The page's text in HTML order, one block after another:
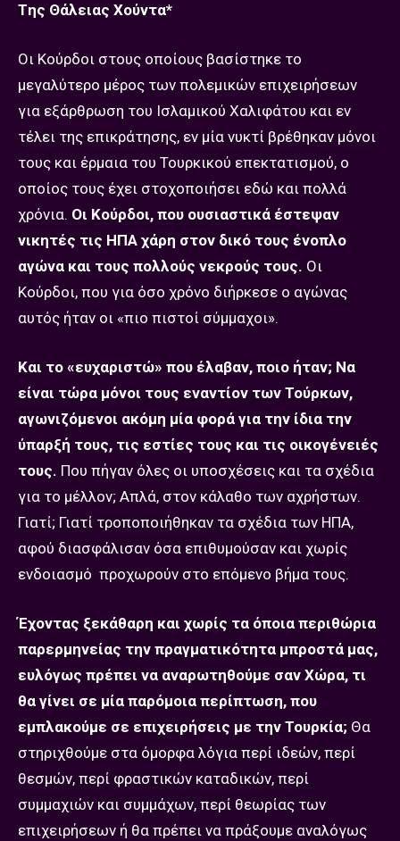
Tης Θάλειας Χούντα*
Οι Κούρδοι στους οποίους βασίστηκε το
μεγαλύτερο μέρος των πολεμικών επιχειρήσεων
για εξάρθρωση του Ισλαμικού Χαλιφάτου και εν
τέλει της επικράτησης, εν μία νυκτί βρέθηκαν μόνοι
τους και έρμαια του Τουρκικού επεκτατισμού, ο
οποίος τους έχει στοχοποιήσει εδώ και πολλά
χρόνια. Οι Κούρδοι, που ουσιαστικά έστεψαν
νικητές τις ΗΠΑ χάρη στον δικό τους ένοπλο
αγώνα και τους πολλούς νεκρούς τους. Οι
Κούρδοι, που για όσο χρόνο διήρκεσε ο αγώνας
αυτός ήταν οι «πιο πιστοί σύμμαχοι».
Και το «ευχαριστώ» που έλαβαν, ποιο ήταν; Να
είναι τώρα μόνοι τους εναντίον των Τούρκων,
αγωνιζόμενοι ακόμη μία φορά για την ίδια την
ύπαρξή τους, τις εστίες τους και τις οικογένειές
τους. Που πήγαν όλες οι υποσχέσεις και τα σχέδια
για το μέλλον; Απλά, στον κάλαθο των αχρήστων.
Γιατί; Γιατί τροποποιήθηκαν τα σχέδια των ΗΠΑ,
αφού διασφάλισαν όσα επιθυμούσαν και χωρίς
ενδοιασμό προχωρούν στο επόμενο βήμα τους.
Έχοντας ξεκάθαρη και χωρίς τα όποια περιθώρια
παρερμηνείας την πραγματικότητα μπροστά μας,
ευλόγως πρέπει να αναρωτηθούμε σαν Χώρα, τι
θα γίνει σε μία παρόμοια περίπτωση, που
εμπλακούμε σε επιχειρήσεις με την Τουρκία; Θα
στηριχθούμε στα όμορφα λόγια περί ιδεών, περί
θεσμών, περί φραστικών καταδικών, περί
συμμαχιών και συμμάχων, περί θεωρίας των
επιχειρήσεων ή θα πρέπει να πράξουμε αναλόγως